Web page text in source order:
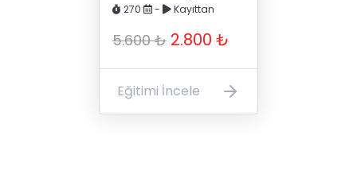
270
- Kayıttan
5.600 ₺ 2.800 ₺
Eğitimi İncele